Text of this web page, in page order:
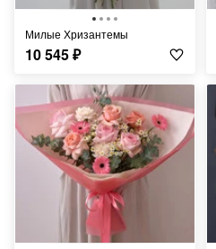
Милые Хризантемы
10 545₽